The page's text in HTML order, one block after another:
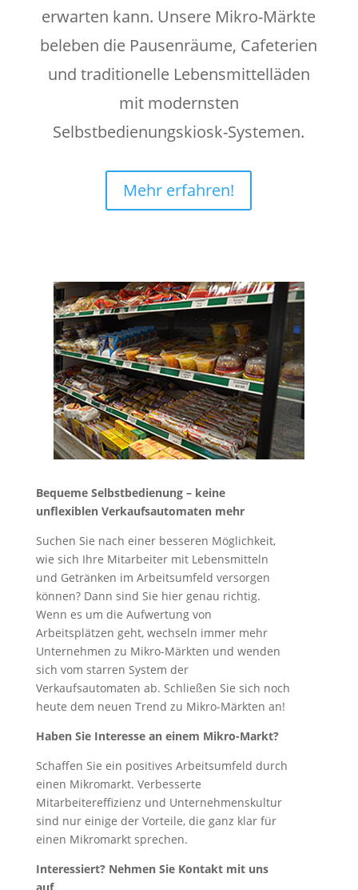
erwarten kann. Unsere Mikro-Märkte
beleben die Pausenräume, Cafeterien
und traditionelle Lebensmittelläden
mit modernsten
Selbstbedienungskiosk-Systemen.
Mehr erfahren!
Bequeme Selbstbedienung – keine
unflexiblen Verkaufsautomaten mehr
Suchen Sie nach einer besseren Möglichkeit,
wie sich Ihre Mitarbeiter mit Lebensmitteln
und Getränken im Arbeitsumfeld versorgen
können? Dann sind Sie hier genau richtig.
Wenn es um die Aufwertung von
Arbeitsplätzen geht, wechseln immer mehr
Unternehmen zu Mikro-Märkten und wenden
sich vom starren System der
Verkaufsautomaten ab. Schließen Sie sich noch
heute dem neuen Trend zu Mikro-Märkten an!
Haben Sie Interesse an einem Mikro-Markt?
Schaffen Sie ein positives Arbeitsumfeld durch
einen Mikromarkt. Verbesserte
Mitarbeitereffizienz und Unternehmenskultur
sind nur einige der Vorteile, die ganz klar für
einen Mikromarkt sprechen.
Interessiert? Nehmen Sie Kontakt mit uns